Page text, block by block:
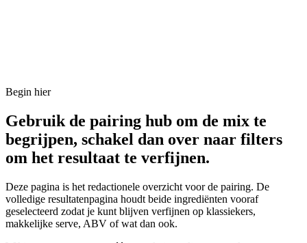
Begin hier
Gebruik de pairing hub om de mix te
begrijpen, schakel dan over naar filters
om het resultaat te verfijnen.
Deze pagina is het redactionele overzicht voor de pairing. De
volledige resultatenpagina houdt beide ingrediënten vooraf
geselecteerd zodat je kunt blijven verfijnen op klassiekers,
makkelijke serve, ABV of wat dan ook.